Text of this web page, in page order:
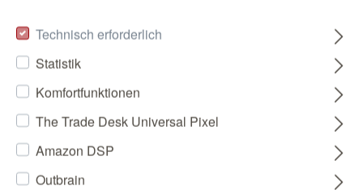
Technisch erforderlich
Statistik
Komfortfunktionen
The Trade Desk Universal Pixel
Amazon DSP
Outbrain